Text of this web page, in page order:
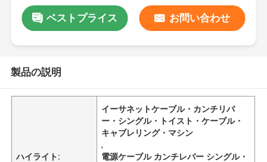
ベストプライス お問い合わせ
製品の説明
ハイライト:
イーサネットケーブル・カンチリバ
ー・シングル・トイスト・ケーブル・
キャブレリング・マシン
,
電源ケーブル カンチレバー シングル・